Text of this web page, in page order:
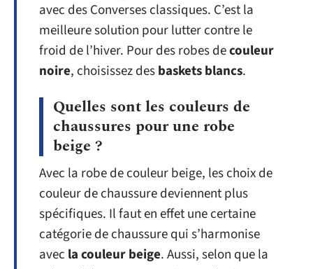
avec des Converses classiques. C’est la
meilleure solution pour lutter contre le
froid de l’hiver. Pour des robes decouleur
noire, choisissez desbaskets blancs.
Quelles sont les couleurs de
chaussures pour une robe
beige ?
Avec la robe de couleur beige, les choix de
couleur de chaussure deviennent plus
spécifiques. Il faut en effet une certaine
catégorie de chaussure qui s’harmonise
avec la couleur beige. Aussi, selon que la